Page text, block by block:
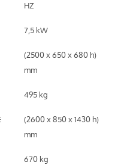
HZ
7,5 kW
(2500 x 650 x 680 h)
mm
495 kg
(2600 x 850 x 1430 h)
mm
670 kg